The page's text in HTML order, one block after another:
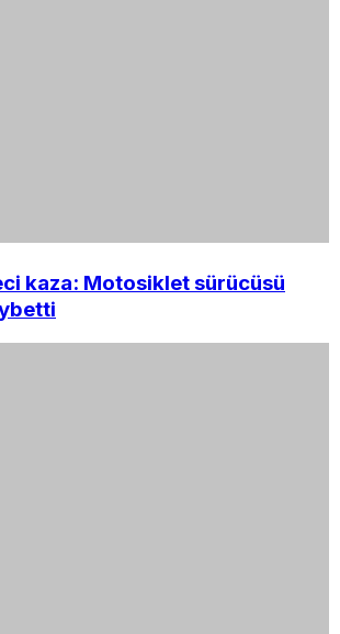
kaza: Motosiklet sürücüsü